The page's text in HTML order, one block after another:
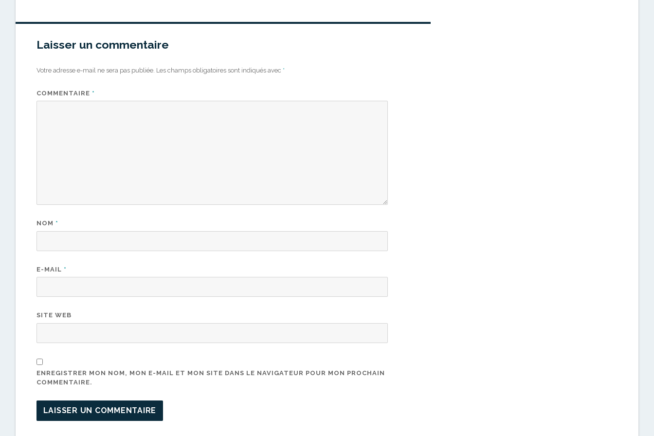
Laisser un commentaire
Votre adresse e-mail ne sera pas publiée. Les champs obligatoires sont indiqués avec *
COMMENTAIRE *
NOM *
E-MAIL *
SITE WEB
ENREGISTRER MON NOM, MON E-MAIL ET MON SITE DANS LE NAVIGATEUR POUR MON PROCHAIN
COMMENTAIRE.